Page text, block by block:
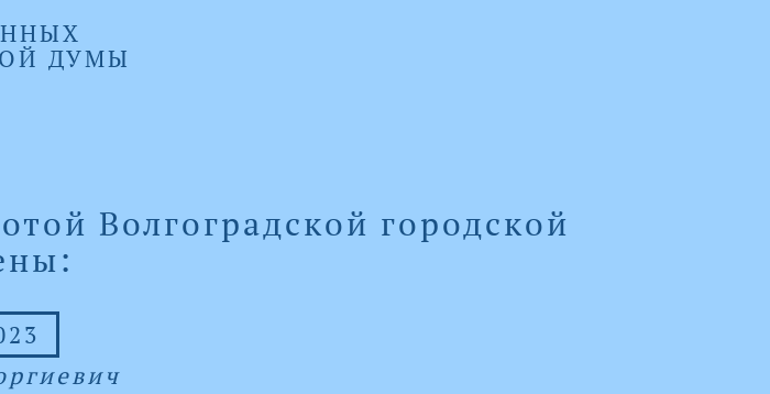
ДУМЫ
Волгоградской городской